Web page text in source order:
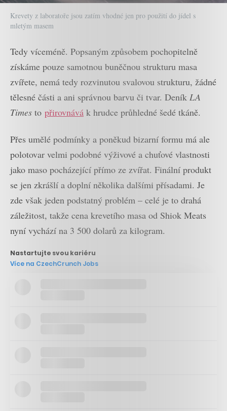
Krevety z laboratoře jsou zatím vhodné jen pro použití do jídel s
mletým masem
Tedy víceméně. Popsaným způsobem pochopitelně
získáme pouze samotnou buněčnou strukturu masa
zvířete, nemá tedy rozvinutou svalovou strukturu, žádné
tělesné části a ani správnou barvu či tvar. Deník LA
Times to přirovnává k hrudce průhledné šedé tkáně.
Přes umělé podmínky a poněkud bizarní formu má ale
polotovar velmi podobné výživové a chuťové vlastnosti
jako maso pocházející přímo ze zvířat. Finální produkt
se jen zkrášlí a doplní několika dalšími přísadami. Je
zde však jeden podstatný problém – celé je to drahá
záležitost, takže cena krevetího masa od Shiok Meats
nyní vychází na 3 500 dolarů za kilogram.
Nastartujte svou kariéru
Více na CzechCrunch Jobs